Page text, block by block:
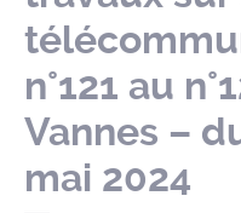
n°121 au
Vannes –
mai 2024